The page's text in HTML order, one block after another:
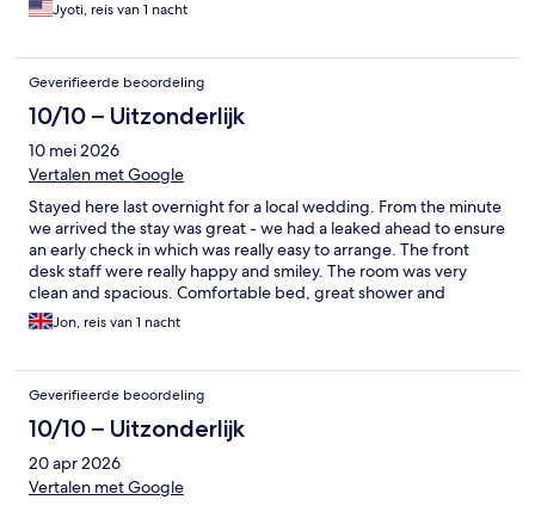
Jyoti, reis van 1 nacht
Geverifieerde beoordeling
10/10 – Uitzonderlijk
10 mei 2026
Vertalen met Google
Stayed here last overnight for a local wedding. From the minute
we arrived the stay was great - we had a leaked ahead to ensure
an early check in which was really easy to arrange. The front
desk staff were really happy and smiley. The room was very
clean and spacious. Comfortable bed, great shower and
amenities in the room.
Jon, reis van 1 nacht
Geverifieerde beoordeling
10/10 – Uitzonderlijk
20 apr 2026
Vertalen met Google